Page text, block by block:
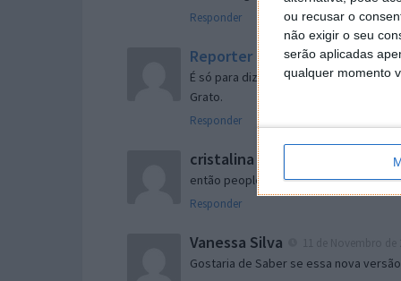
ou recusar o
não exigir o seu
serão aplicadas
qualquer momento
Responder
Reporter 7 de Novembro de 2005 às
É só para dizer que ainda não me
Grato.
Responder
cristalina 11 de Novembro de 2005
então people
Responder
Vanessa Silva
Gostaria de Saber se essa nova